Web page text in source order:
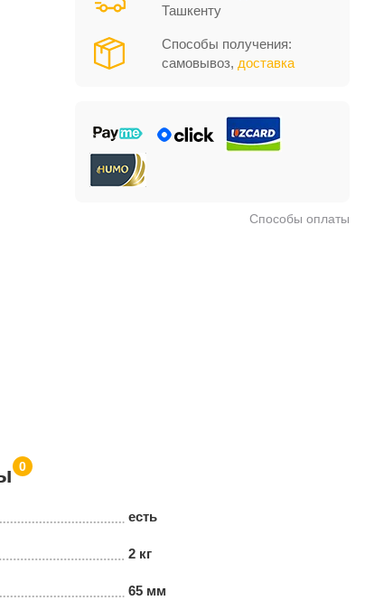
Ташкенту
Способы получения:
самовывоз, доставка
Способы оплаты
0
есть
2 кг
65 мм